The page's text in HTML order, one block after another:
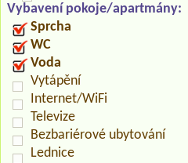
Vybavení pokoje/apartmány:
Sprcha
WC
Voda
Vytápění
Internet/WiFi
Televize
Bezbariérové ubytování
Lednice